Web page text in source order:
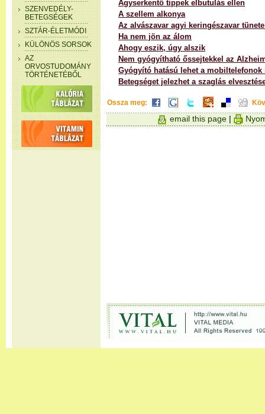
SZENVEDÉLY-
BETEGSÉGEK
SZTÁR-ÉLETMÓDI
KÜLÖNÖS SORSOK
AZ
ORVOSTUDOMÁNY
TÖRTÉNETÉBŐL
Agyserkentő tippek elbutulás ellen
A szellem alkonya
Az alvászavar agyi keringészavar
Ha nem jön az álom
Ahogy eszik, úgy alszik
Nem gyógyítható őssejtekkel az
Gyógyító hatású lehet a mobiltelefonok
Betegséget jelezhet a szaglás
Ossza meg:
email this page |